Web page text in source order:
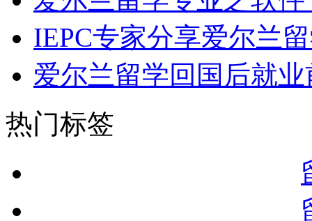
IEPC专家分享爱尔兰
爱尔兰留学回国后就
热门标签